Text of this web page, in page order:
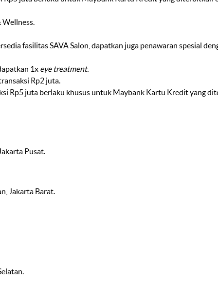
Wellness.
fasilitas SAVA Salon, dapatkan juga penawaran spesial
1x eye treatment.
Rp2 juta.
Rp5 juta berlaku khusus untuk Maybank Kartu Kredit yang
Pusat.
Jakarta Barat.